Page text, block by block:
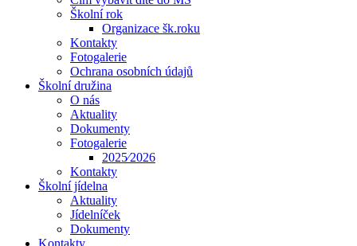
Školní rok
Organizace šk.roku
Kontakty
Fotogalerie
Ochrana osobních údajů
Školní družina
O nás
Aktuality
Dokumenty
Fotogalerie
2025⁄2026
Kontakty
Školní jídelna
Aktuality
Jídelníček
Dokumenty
Kontakty